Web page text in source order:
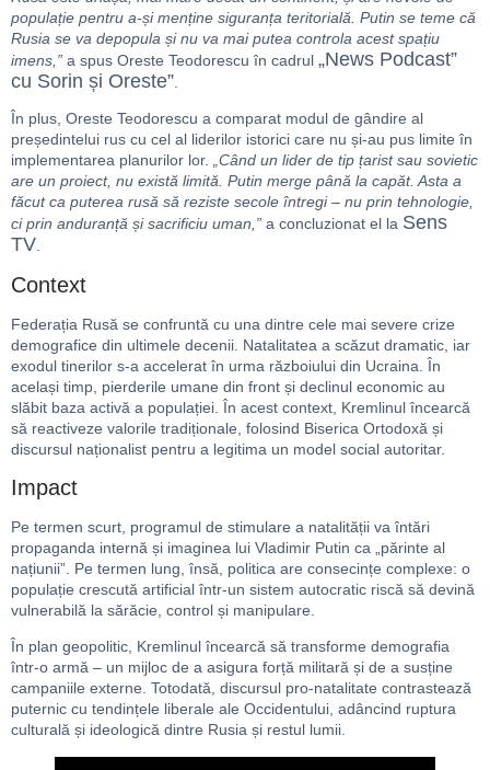
populație pentru a-și menține siguranța teritorială. Putin se teme că
Rusia se va depopula și nu va mai putea controla acest spațiu
imens,” a spus Oreste Teodorescu în cadrul „News Podcast”
cu Sorin și Oreste”
În plus, Oreste Teodorescu a comparat modul de gândire al
președintelui rus cu cel al liderilor istorici care nu și-au pus limite în
implementarea planurilor lor.
„Când un lider de tip țarist sau sovietic
are un proiect, nu există limită. Putin merge până la capăt. Asta a
făcut ca puterea rusă să reziste secole întregi – nu prin tehnologie,
ci prin anduranță și sacrificiu uman,” a concluzionat el la Sens
TV
Context
Federația Rusă se confruntă cu una dintre cele mai severe crize
demografice din ultimele decenii. Natalitatea a scăzut dramatic, iar
exodul tinerilor s-a accelerat în urma războiului din Ucraina. În
același timp, pierderile umane din front și declinul economic au
slăbit baza activă a populației. În acest context, Kremlinul încearcă
să reactiveze valorile tradiționale, folosind Biserica Ortodoxă și
discursul naționalist pentru a legitima un model social autoritar.
Impact
Pe termen scurt, programul de stimulare a natalității va întări
propaganda internă și imaginea lui Vladimir Putin ca „părinte al
națiunii”. Pe termen lung, însă, politica are consecințe complexe: o
populație crescută artificial într-un sistem autocratic riscă să devină
vulnerabilă la sărăcie, control și manipulare.
În plan geopolitic, Kremlinul încearcă să transforme demografia
într-o armă – un mijloc de a asigura forță militară și de a susține
campaniile externe. Totodată, discursul pro-natalitate contrastează
puternic cu tendințele liberale ale Occidentului, adâncind ruptura
culturală și ideologică dintre Rusia și restul lumii.